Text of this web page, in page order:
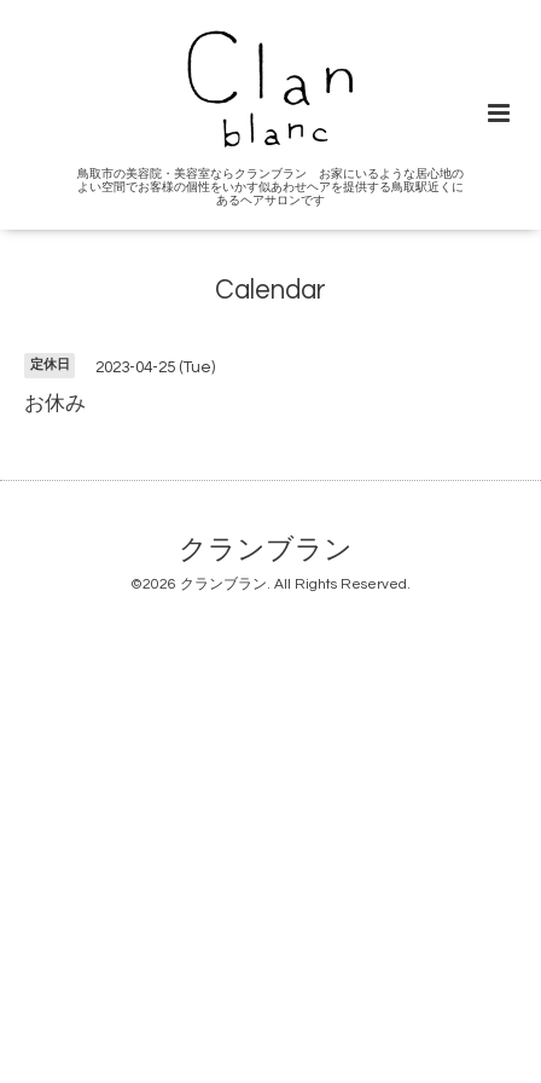
鳥取市の美容院・美容室ならクランブラン お家にいるような居心地の
よい空間でお客様の個性をいかす似あわせヘアを提供する鳥取駅近くに
あるヘアサロンです
Calendar
定休日 2023-04-25 (Tue)
お休み
クランブラン
©2026 クランブラン. All Rights Reserved.